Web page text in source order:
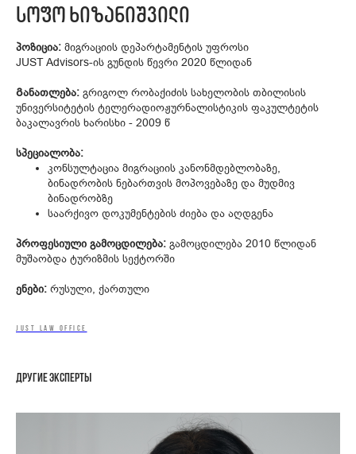
სოფო ხიზანიშვილი
პოზიცია: მიგრაციის დეპარტამენტის უფროსი
JUST Advisors-ის გუნდის წევრი 2020 წლიდან
Განათლება: გრიგოლ რობაქიძის სახელობის თბილისის
უნივერსიტეტის ტელერადიოჟურნალისტიკის ფაკულტეტის
ბაკალავრის ხარისხი - 2009 წ
სპეციალობა:
კონსულტაცია მიგრაციის კანონმდებლობაზე,
ბინადრობის ნებართვის მოპოვებაზე და მუდმივ
ბინადრობზე
საარქივო დოკუმენტების ძიება და აღდგენა
პროფესიული გამოცდილება: გამოცდილება 2010 წლიდან
მუშაობდა ტურიზმის სექტორში
ენები: რუსული, ქართული
JUST LAW OFFICE
Другие эксперты